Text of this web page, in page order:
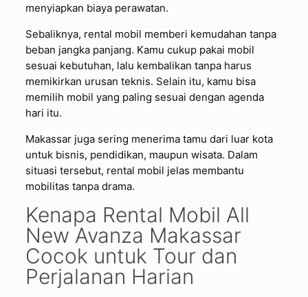
menyiapkan biaya perawatan.
Sebaliknya, rental mobil memberi kemudahan tanpa
beban jangka panjang. Kamu cukup pakai mobil
sesuai kebutuhan, lalu kembalikan tanpa harus
memikirkan urusan teknis. Selain itu, kamu bisa
memilih mobil yang paling sesuai dengan agenda
hari itu.
Makassar juga sering menerima tamu dari luar kota
untuk bisnis, pendidikan, maupun wisata. Dalam
situasi tersebut, rental mobil jelas membantu
mobilitas tanpa drama.
Kenapa Rental Mobil All
New Avanza Makassar
Cocok untuk Tour dan
Perjalanan Harian